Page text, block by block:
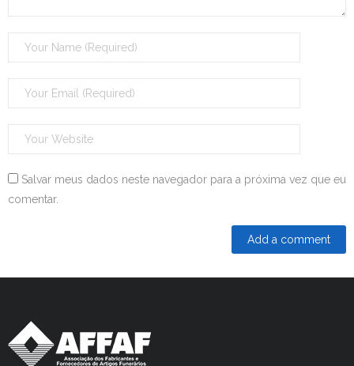
Salvar meus dados neste navegador para a próxima vez que eu
comentar.